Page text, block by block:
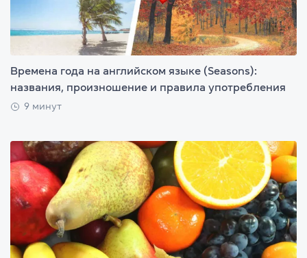
Времена года на английском языке (Seasons):
названия, произношение и правила употребления
9 минут